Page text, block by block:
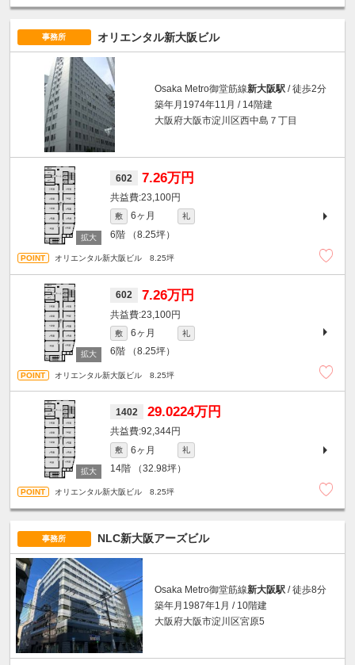
事務所 オリエンタル新大阪ビル
Osaka Metro御堂筋線新大阪駅 / 徒歩2分
築年月1974年11月 / 14階建
大阪府大阪市淀川区西中島７丁目
602 7.26万円
23,100円
敷 6ヶ月 礼
6階 （8.25坪）
オリエンタル新大阪ビル 8.25坪
602 7.26万円
23,100円
敷 6ヶ月 礼
6階 （8.25坪）
オリエンタル新大阪ビル 8.25坪
1402 29.0224万円
92,344円
敷 6ヶ月 礼
14階 （32.98坪）
オリエンタル新大阪ビル 8.25坪
事務所 NLC新大阪アーズビル
Osaka Metro御堂筋線新大阪駅 / 徒歩8分
築年月1987年1月 / 10階建
大阪府大阪市淀川区宮原5